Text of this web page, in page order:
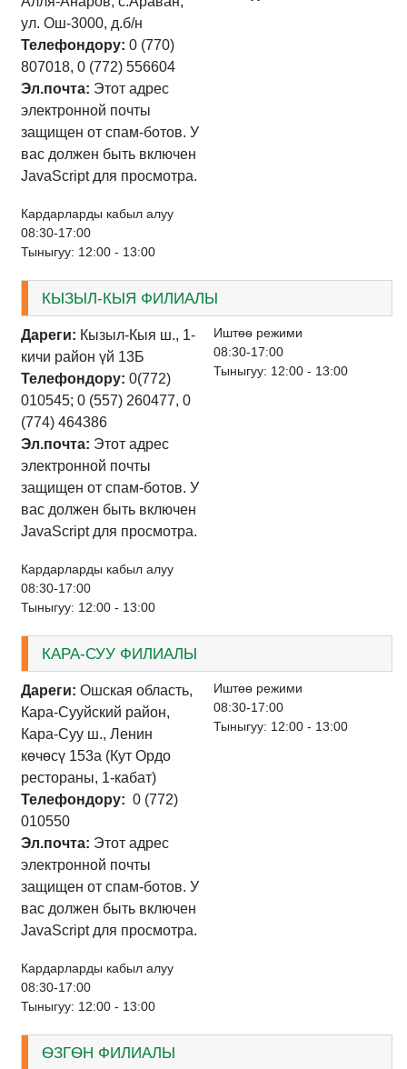
ул. Ош-3000, д.б/н
Телефондору: 0 (770)
807018, 0 (772) 556604
Эл.почта: Этот адрес
электронной почты
защищен от спам-ботов. У
вас должен быть включен
JavaScript для просмотра.
Кардарларды кабыл алуу
08:30-17:00
Тыныгуу: 12:00 - 13:00
КЫЗЫЛ-КЫЯ ФИЛИАЛЫ
Дареги: Кызыл-Кыя ш., 1-
кичи район үй 13Б
Телефондору: 0(772)
010545; 0 (557) 260477, 0
(774) 464386
Эл.почта: Этот адрес
электронной почты
защищен от спам-ботов. У
вас должен быть включен
JavaScript для просмотра.
Иштѳѳ режими
08:30-17:00
Тыныгуу: 12:00 - 13:00
Кардарларды кабыл алуу
08:30-17:00
Тыныгуу: 12:00 - 13:00
КАРА-СУУ ФИЛИАЛЫ
Дареги: Ошская область,
Кара-Сууйский район,
Кара-Суу ш., Ленин
көчөсү 153а (Кут Ордо
рестораны, 1-кабат)
Телефондору: 0 (772)
010550
Эл.почта: Этот адрес
электронной почты
защищен от спам-ботов. У
вас должен быть включен
JavaScript для просмотра.
Иштѳѳ режими
08:30-17:00
Тыныгуу: 12:00 - 13:00
Кардарларды кабыл алуу
08:30-17:00
Тыныгуу: 12:00 - 13:00
ѲЗГѲН ФИЛИАЛЫ